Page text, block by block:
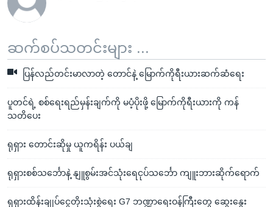
ဆက်စပ်သတင်းများ ...
ပြန်လည်တင်းမာလာတဲ့ တောင်နဲ့ မြောက်ကိုရီးယားဆက်ဆံရေး
ပူတင်ရဲ့ စစ်ရေးရည်မှန်းချက်ကို မပံ့ပိုးဖို့ မြောက်ကိုရီးယားကို ကန်
သတိပေး
ရုရှား တောင်းဆိုမှု ယူကရိန်း ပယ်ချ
ရုရှားစစ်သင်္ဘောနဲ့ နျူစွမ်းအင်သုံးရေငုပ်သင်္ဘော ကျူးဘားဆိုက်ရောက်
ရုရှားထိန်းချုပ်ငွေတိုးသုံးစွဲရေး G7 ဘဏ္ဍာရေးဝန်ကြီးတွေ ဆွေးနွေး